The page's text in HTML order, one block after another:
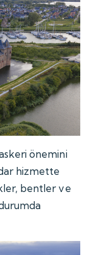
önemini
hizmette
bentler ve